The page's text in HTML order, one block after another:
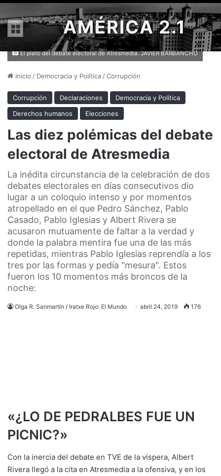
Menú AMÉRICA 2.1
El plató del debate electoral de Atresmedia. JAVIER BARBANCHO
Inicio / Democracia y Política /Corrupción
Corrupción Declaraciones
Democracia y Política
Derechos humanos
Elecciones
Las diez polémicas del debate
electoral de Atresmedia
La inédita circunstancia de la celebración de dos
debates electorales en días consecutivos dio
lugar a un coloquio intenso y por momentos
atropellado en el que Pedro Sánchez, Pablo
Casado, Pablo Iglesias y Albert Rivera se
acusaron mutuamente de faltar a la verdad y
donde la palabra mentira fue una de las más
repetidas, mientras Pablo Iglesias reprendía a los
tres por las formas y pedía "mesura". Estos
fueron los 10 momentos más broncos de la
noche:
Olga R. Sanmartín / Iratxe Rojo: El Mundo abril 24, 2019 176
«¿LO DE PEDRALBES FUE UN
PICNIC?»
Con la inercia del debate en TVE de la víspera, Albert
Rivera llegó a la cita en Atresmedia a la ofensiva, y en los